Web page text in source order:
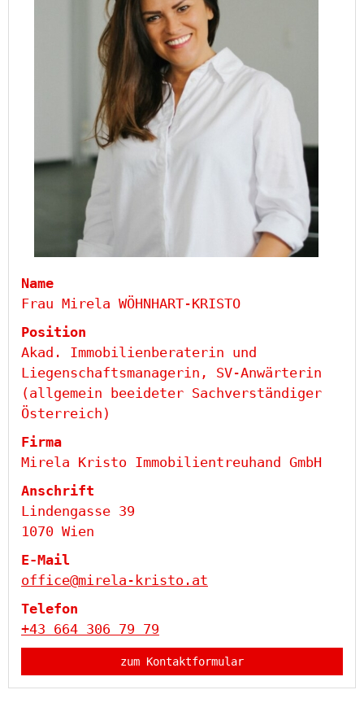
Name
Frau Mirela WÖHNHART-KRISTO
Position
Akad. Immobilienberaterin und
Liegenschaftsmanagerin, SV-Anwärterin
(allgemein beeideter Sachverständiger
Österreich)
Firma
Mirela Kristo Immobilientreuhand GmbH
Anschrift
Lindengasse 39
1070 Wien
E-Mail
office@mirela-kristo.at
Telefon
+43 664 306 79 79
zum Kontaktformular